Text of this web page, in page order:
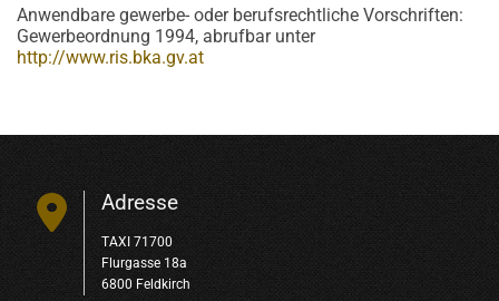
Anwendbare gewerbe- oder berufsrechtliche Vorschriften:
Gewerbeordnung 1994, abrufbar unter
http://www.ris.bka.gv.at
 Adresse
TAXI 71700
Flurgasse 18a
6800 Feldkirch